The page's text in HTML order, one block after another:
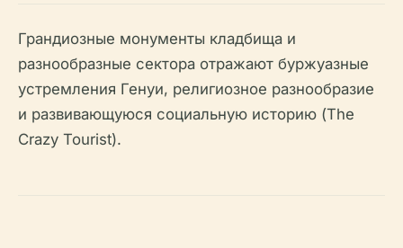
Грандиозные монументы кладбища и
разнообразные сектора отражают буржуазные
устремления Генуи, религиозное разнообразие
и развивающуюся социальную историю (The
Crazy Tourist).